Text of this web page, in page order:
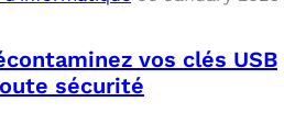
vos clés USB
sécurité